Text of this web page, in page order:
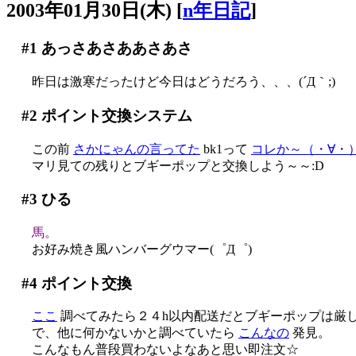
2003年01月30日(木) [n年日記]
#1 あっさあさああさあさ
昨日は激寒だったけど今日はどうだろう、、、(´Д｀;)
#2 ポイント交換システム
この前 さかにゃんの言ってた bk1って コレか～（・∀・
マリ見ての残りとブギーポップと交換しよう～～:D
#3 ひる
馬。
お好み焼き風ハンバーグウマー(゜Д゜)
#4ポイント交換
ここ 調べてみたら２４h以内配送だとブギーポップは厳
で、他に何かないかと調べていたら こんなの 発見。
こんなもん普段買わないよなあと思い即注文☆